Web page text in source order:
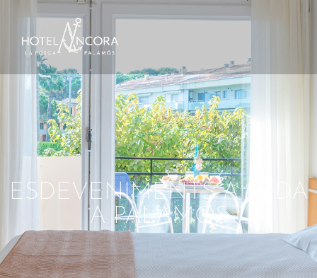
ESDEVENIMENTS A MIDA
A PALAMÓS